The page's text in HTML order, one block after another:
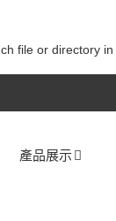
file or directory in
產品展示